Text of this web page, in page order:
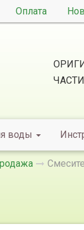
Оплата
ЧАСТИ
воды